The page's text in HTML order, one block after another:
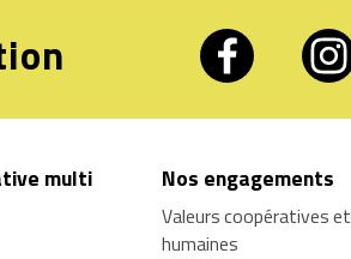
multi
Nos engagements
Valeurs coopératives et
humaines